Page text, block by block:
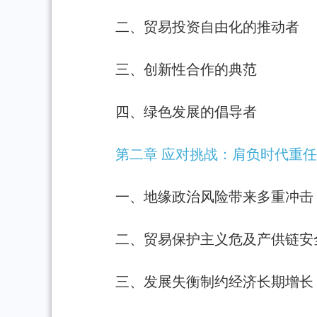
二、贸易投资自由化的推动者
三、创新性合作的典范
四、绿色发展的倡导者
第二章 应对挑战：肩负时代重
一、地缘政治风险带来多重冲击
二、贸易保护主义危及产供链安
三、发展失衡制约经济长期增长